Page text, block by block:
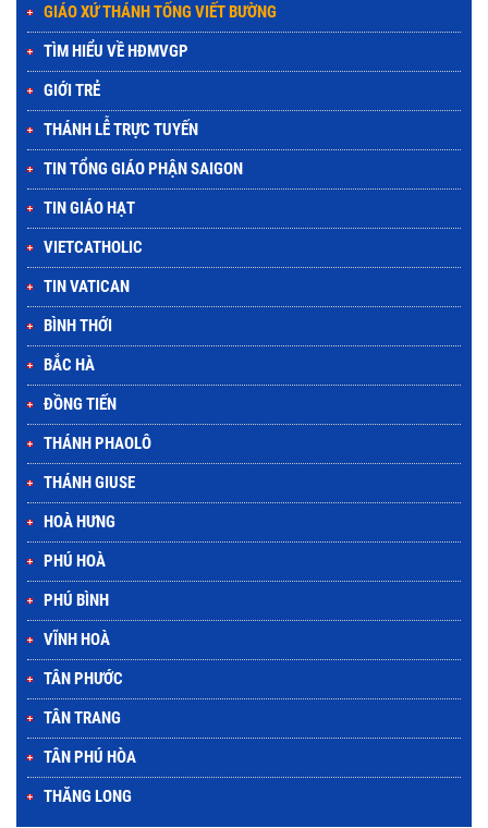
GIÁO XỨ THÁNH TỐNG VIẾT BƯỜNG
TÌM HIỂU VỀ HĐMVGP
GIỚI TRẺ
THÁNH LỄ TRỰC TUYẾN
TIN TỔNG GIÁO PHẬN SAIGON
TIN GIÁO HẠT
VIETCATHOLIC
TIN VATICAN
BÌNH THỚI
BẮC HÀ
ĐỒNG TIẾN
THÁNH PHAOLÔ
THÁNH GIUSE
HOÀ HƯNG
PHÚ HOÀ
PHÚ BÌNH
VĨNH HOÀ
TÂN PHƯỚC
TÂN TRANG
TÂN PHÚ HÒA
THĂNG LONG